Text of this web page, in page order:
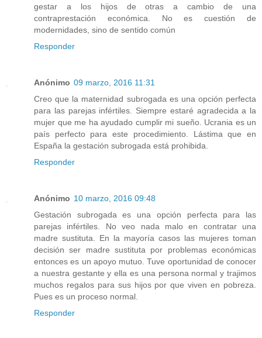
gestar a los hijos de otras a cambio de una
contraprestación económica. No es cuestión de
modernidades, sino de sentido común
Responder
Anónimo 09 marzo, 2016 11:31
Creo que la maternidad subrogada es una opción perfecta
para las parejas infértiles. Siempre estaré agradecida a la
mujer que me ha ayudado cumplir mi sueño. Ucrania es un
país perfecto para este procedimiento. Lástima que en
España la gestación subrogada está prohibida.
Responder
Anónimo 10 marzo, 2016 09:48
Gestación subrogada es una opción perfecta para las
parejas infértiles. No veo nada malo en contratar una
madre sustituta. En la mayoría casos las mujeres toman
decisión ser madre sustituta por problemas económicas
entonces es un apoyo mutuo. Tuve oportunidad de conocer
a nuestra gestante y ella es una persona normal y trajimos
muchos regalos para sus hijos por que viven en pobreza.
Pues es un proceso normal.
Responder